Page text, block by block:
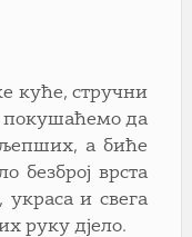
куће, стручни
покушаћемо да
а биће
безброј врста
украса и свега
руку дјело.